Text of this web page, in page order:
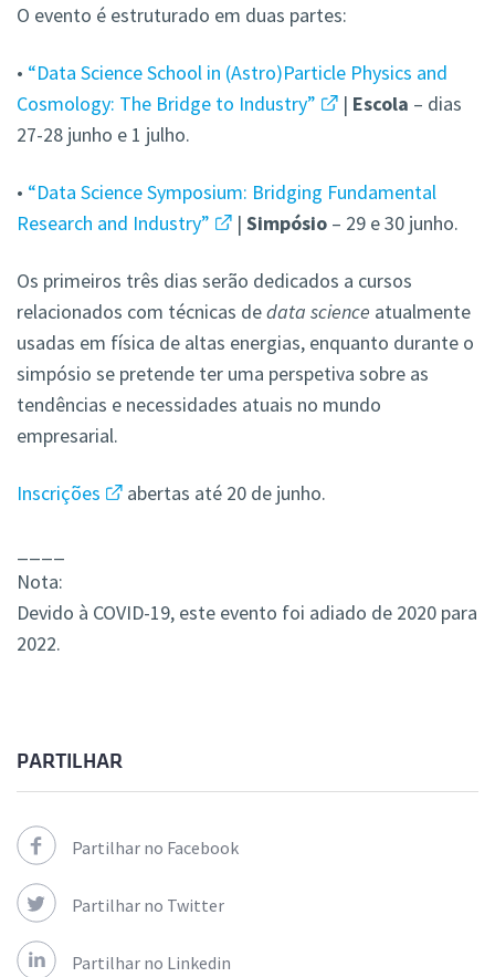
O evento é estruturado em duas partes:
• “Data Science School in (Astro)Particle Physics and
Cosmology: The Bridge to Industry”
| Escola – dias
27-28 junho e 1 julho.
• “Data Science Symposium: Bridging Fundamental
Research and Industry”
| Simpósio– 29 e 30 junho.
Os primeiros três dias serão dedicados a cursos
relacionados com técnicas dedata science atualmente
usadas em física de altas energias, enquanto durante o
simpósio se pretende ter uma perspetiva sobre as
tendências e necessidades atuais no mundo
empresarial.
Inscrições abertas até 20 de junho.
Nota:
Devido à COVID-19, este evento foi adiado de 2020 para
2022.
PARTILHAR
Partilhar no Facebook
Partilhar no Twitter
Partilhar no Linkedin